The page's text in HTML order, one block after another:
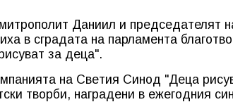
Даниил и председателят
в сградата на парламента
за деца".
на Свeтия Синод "Деца
творби, наградени в ежегодния